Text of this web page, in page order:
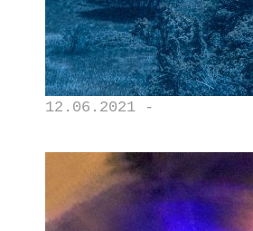
12.06.2021 -